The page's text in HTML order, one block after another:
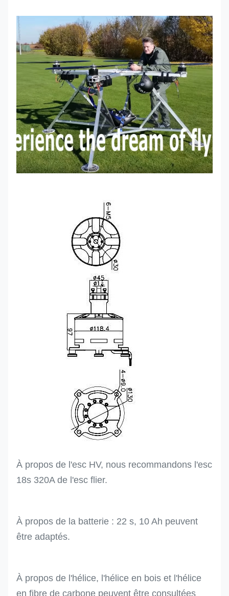
À propos de l'esc HV, nous recommandons l'esc
18s 320A de l'esc flier.
À propos de la batterie : 22 s, 10 Ah peuvent
être adaptés.
À propos de l'hélice, l'hélice en bois et l'hélice
en fibre de carbone peuvent être consultées